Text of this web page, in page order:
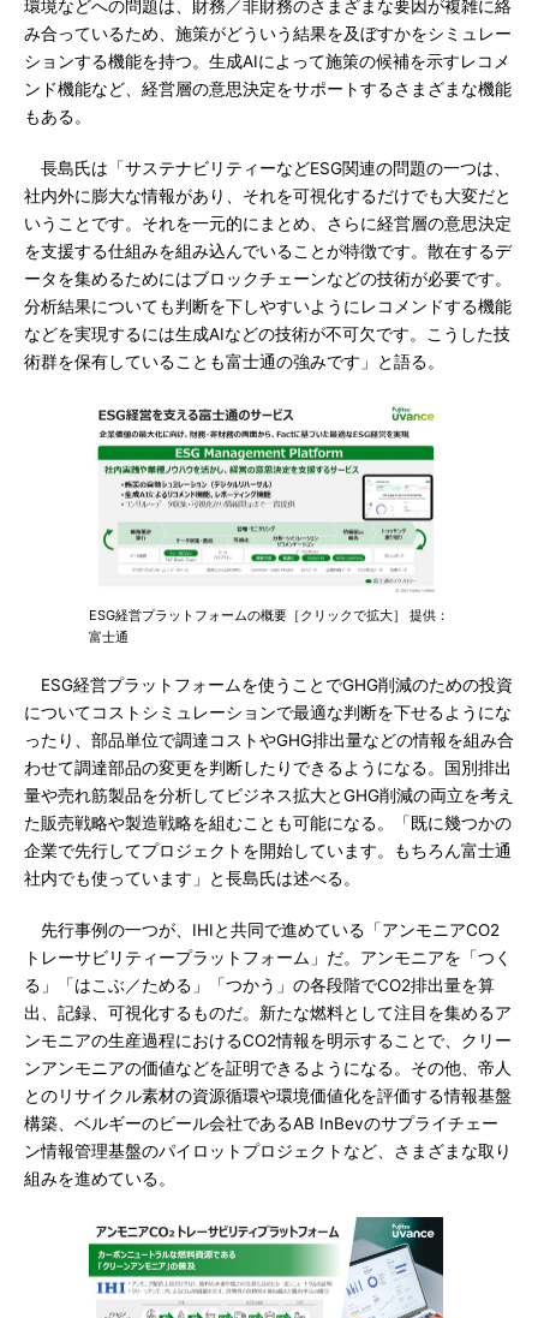
環境などへの問題は、財務／非財務のさまざまな要因が複雑に絡
み合っているため、施策がどういう結果を及ぼすかをシミュレー
ションする機能を持つ。生成AIによって施策の候補を示すレコメ
ンド機能など、経営層の意思決定をサポートするさまざまな機能
もある。
長島氏は「サステナビリティーなどESG関連の問題の一つは、
社内外に膨大な情報があり、それを可視化するだけでも大変だと
いうことです。それを一元的にまとめ、さらに経営層の意思決定
を支援する仕組みを組み込んでいることが特徴です。散在するデ
ータを集めるためにはブロックチェーンなどの技術が必要です。
分析結果についても判断を下しやすいようにレコメンドする機能
などを実現するには生成AIなどの技術が不可欠です。こうした技
術群を保有していることも富士通の強みです」と語る。
ESG経営プラットフォームの概要［クリックで拡大］ 提供：
富士通
ESG経営プラットフォームを使うことでGHG削減のための投資
についてコストシミュレーションで最適な判断を下せるようにな
ったり、部品単位で調達コストやGHG排出量などの情報を組み合
わせて調達部品の変更を判断したりできるようになる。国別排出
量や売れ筋製品を分析してビジネス拡大とGHG削減の両立を考え
た販売戦略や製造戦略を組むことも可能になる。「既に幾つかの
企業で先行してプロジェクトを開始しています。もちろん富士通
社内でも使っています」と長島氏は述べる。
先行事例の一つが、IHIと共同で進めている「アンモニアCO2
トレーサビリティープラットフォーム」だ。アンモニアを「つく
る」「はこぶ／ためる」「つかう」の各段階でCO2排出量を算
出、記録、可視化するものだ。新たな燃料として注目を集めるア
ンモニアの生産過程におけるCO2情報を明示することで、クリー
ンアンモニアの価値などを証明できるようになる。その他、帝人
とのリサイクル素材の資源循環や環境価値化を評価する情報基盤
構築、ベルギーのビール会社であるAB InBevのサプライチェー
ン情報管理基盤のパイロットプロジェクトなど、さまざまな取り
組みを進めている。